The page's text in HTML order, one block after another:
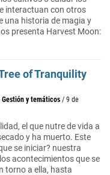
interactuan con otros
una historia de magia y
presenta Harvest Moon:
of Tranquility
Gestión y temáticos / 9 de
el que nutre de vida a
y ha muerto. Este
se iniciar? nuestra
acontecimientos que se
torno a ella, hasta